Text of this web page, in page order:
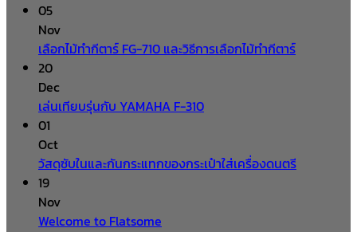
05
Nov
เลือกไม้ทำกีตาร์ FG-710 และวิธีการเลือกไม้ทำกีตาร์
20
Dec
เล่นเทียบรุ่นกับ YAMAHA F-310
01
Oct
วัสดุซับในและกันกระแทกของกระเป๋าใส่เครื่องดนตรี
19
Nov
Welcome to Flatsome